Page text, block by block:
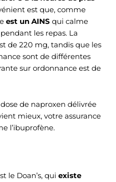
est que, comme
est un AINS qui calme
les repas. La
de 220 mg, tandis que les
sont de différentes
sur ordonnance est de
de naproxen délivrée
mieux, votre assurance
l’ibuprofène.
le Doan’s, qui existe